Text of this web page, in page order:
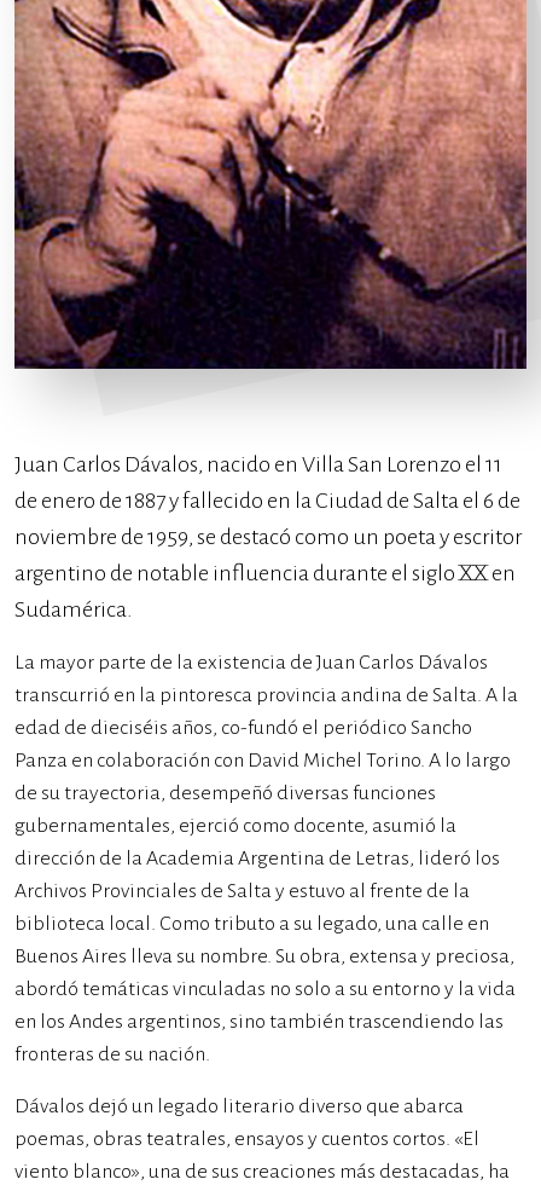
Juan Carlos Dávalos, nacido en Villa San Lorenzo el 11
de enero de 1887 y fallecido en la Ciudad de Salta el 6 de
noviembre de 1959, se destacó como un poeta y escritor
argentino de notable influencia durante el siglo XX en
Sudamérica.
La mayor parte de la existencia de Juan Carlos Dávalos
transcurrió en la pintoresca provincia andina de Salta. A la
edad de dieciséis años, co-fundó el periódico Sancho
Panza en colaboración con David Michel Torino. A lo largo
de su trayectoria, desempeñó diversas funciones
gubernamentales, ejerció como docente, asumió la
dirección de la Academia Argentina de Letras, lideró los
Archivos Provinciales de Salta y estuvo al frente de la
biblioteca local. Como tributo a su legado, una calle en
Buenos Aires lleva su nombre. Su obra, extensa y preciosa,
abordó temáticas vinculadas no solo a su entorno y la vida
en los Andes argentinos, sino también trascendiendo las
fronteras de su nación.
Dávalos dejó un legado literario diverso que abarca
poemas, obras teatrales, ensayos y cuentos cortos. «El
viento blanco», una de sus creaciones más destacadas, ha